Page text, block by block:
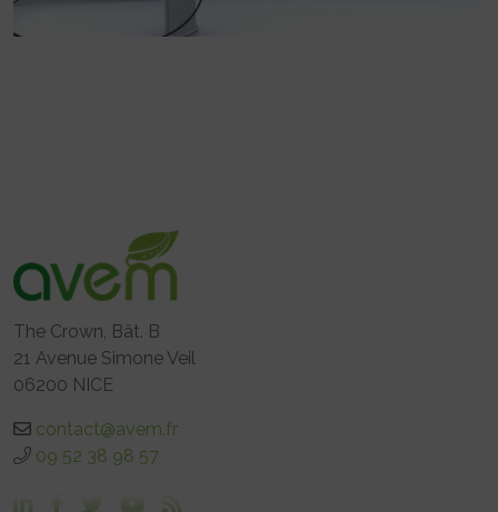
The Crown, Bât. B
21 Avenue Simone Veil
06200 NICE
contact@avem.fr
09 52 38 98 57